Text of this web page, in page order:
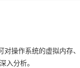
操作系统的虚拟内存
入分析。